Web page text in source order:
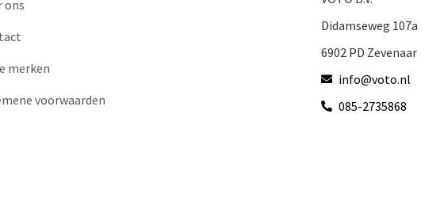
ons
merken
voorwaarden
Didamseweg 107a
6902 PD Zevenaar
info@voto.nl
085-2735868